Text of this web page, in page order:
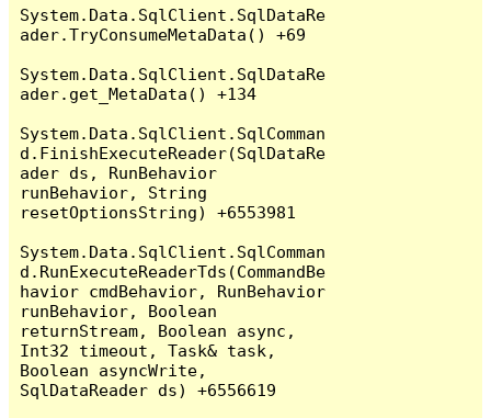
System.Data.SqlClient.SqlDataRe
ader.TryConsumeMetaData() +69
System.Data.SqlClient.SqlDataRe
ader.get_MetaData() +134
System.Data.SqlClient.SqlComman
d.FinishExecuteReader(SqlDataRe
ader ds, RunBehavior
runBehavior, String
resetOptionsString) +6553981
System.Data.SqlClient.SqlComman
d.RunExecuteReaderTds(CommandBe
havior cmdBehavior, RunBehavior
runBehavior, Boolean
returnStream, Boolean async,
Int32 timeout, Task& task,
Boolean asyncWrite,
SqlDataReader ds) +6556619